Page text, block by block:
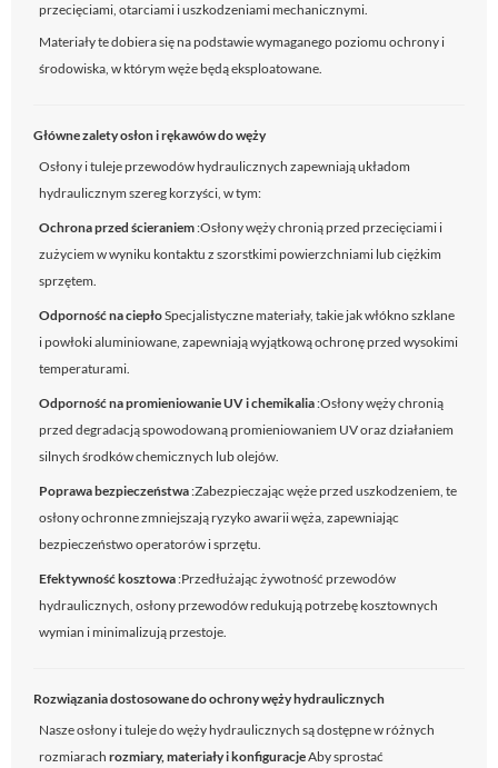
przecięciami, otarciami i uszkodzeniami mechanicznymi.
Materiały te dobiera się na podstawie wymaganego poziomu ochrony i
środowiska, w którym węże będą eksploatowane.
Główne zalety osłon i rękawów do węży
Osłony i tuleje przewodów hydraulicznych zapewniają układom
hydraulicznym szereg korzyści, w tym:
Ochrona przed ścieraniem:Osłony węży chronią przed przecięciami i
zużyciem w wyniku kontaktu z szorstkimi powierzchniami lub ciężkim
sprzętem.
Odporność na ciepłoSpecjalistyczne materiały, takie jak włókno szklane
i powłoki aluminiowane, zapewniają wyjątkową ochronę przed wysokimi
temperaturami.
Odporność na promieniowanie UV i chemikalia:Osłony węży chronią
przed degradacją spowodowaną promieniowaniem UV oraz działaniem
silnych środków chemicznych lub olejów.
Poprawa bezpieczeństwa:Zabezpieczając węże przed uszkodzeniem, te
osłony ochronne zmniejszają ryzyko awarii węża, zapewniając
bezpieczeństwo operatorów i sprzętu.
Efektywność kosztowa:Przedłużając żywotność przewodów
hydraulicznych, osłony przewodów redukują potrzebę kosztownych
wymian i minimalizują przestoje.
Rozwiązania dostosowane do ochrony węży hydraulicznych
Nasze osłony i tuleje do węży hydraulicznych są dostępne w różnych
rozmiarach rozmiary, materiały i konfiguracjeAby sprostać